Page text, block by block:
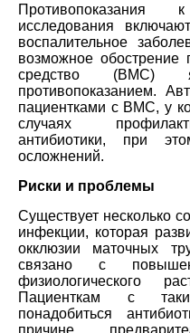
исследования
воспалительное
возможное обострение
средство (ВМС)
противопоказанием.
пациентками с ВМС, у
случаях
антибиотики, при
осложнений.
Риски и проблемы
Существует несколько
инфекции, которая
окклюзии маточных
связано с
физиологического
Пациенткам с
понадобиться
причине